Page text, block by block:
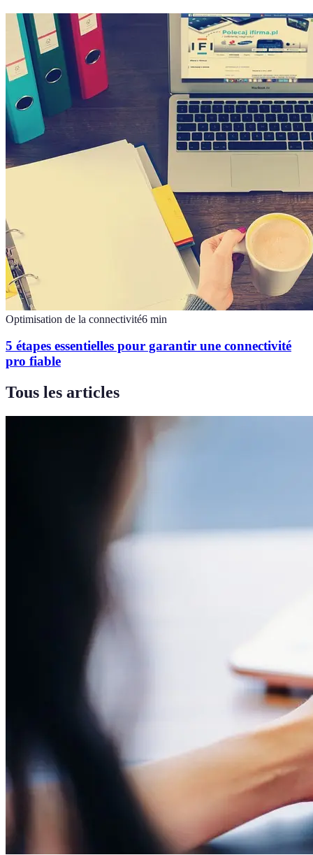
Optimisation de la connectivité6 min
5 étapes essentielles pour garantir une connectivité
pro fiable
Tous les articles